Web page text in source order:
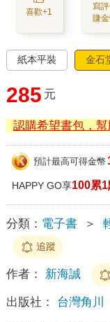
喜歡+1
寫
賺
紙本平裝 金石
285 元
認購希望書包，
預計最高可得金幣
HAPPY GO享100累
分類： 電子書 ＞
追蹤
作者： 新海誠
出版社： 台灣角川